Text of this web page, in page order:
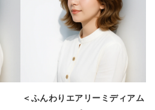
＜ふんわりエアリーミディアム